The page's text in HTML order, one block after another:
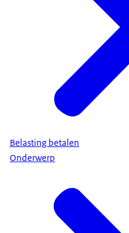
Belasting betalen
Onderwerp